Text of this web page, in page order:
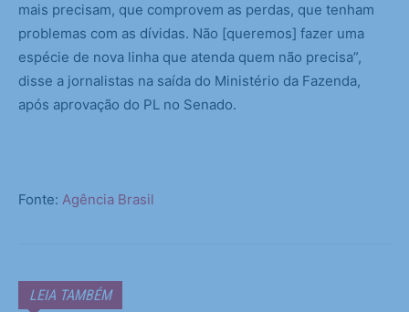
mais precisam, que comprovem as perdas, que tenham
problemas com as dívidas. Não [queremos] fazer uma
espécie de nova linha que atenda quem não precisa”,
disse a jornalistas na saída do Ministério da Fazenda,
após aprovação do PL no Senado.
Fonte: Agência Brasil
LEIA TAMBÉM